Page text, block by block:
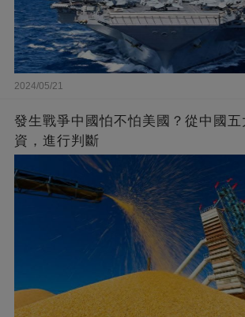
2024/05/21
發生戰爭中國怕不怕美國？從中國
資，進行判斷